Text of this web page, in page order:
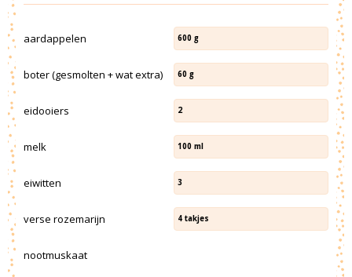
aardappelen 600 g
boter (gesmolten + wat extra) 60 g
eidooiers 2
melk 100 ml
eiwitten 3
verse rozemarijn 4 takjes
nootmuskaat